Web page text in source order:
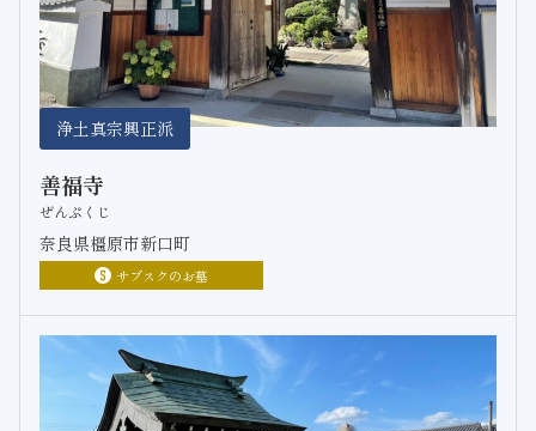
浄土真宗興正派
善福寺
ぜんぷくじ
奈良県橿原市新口町
サブスクのお墓